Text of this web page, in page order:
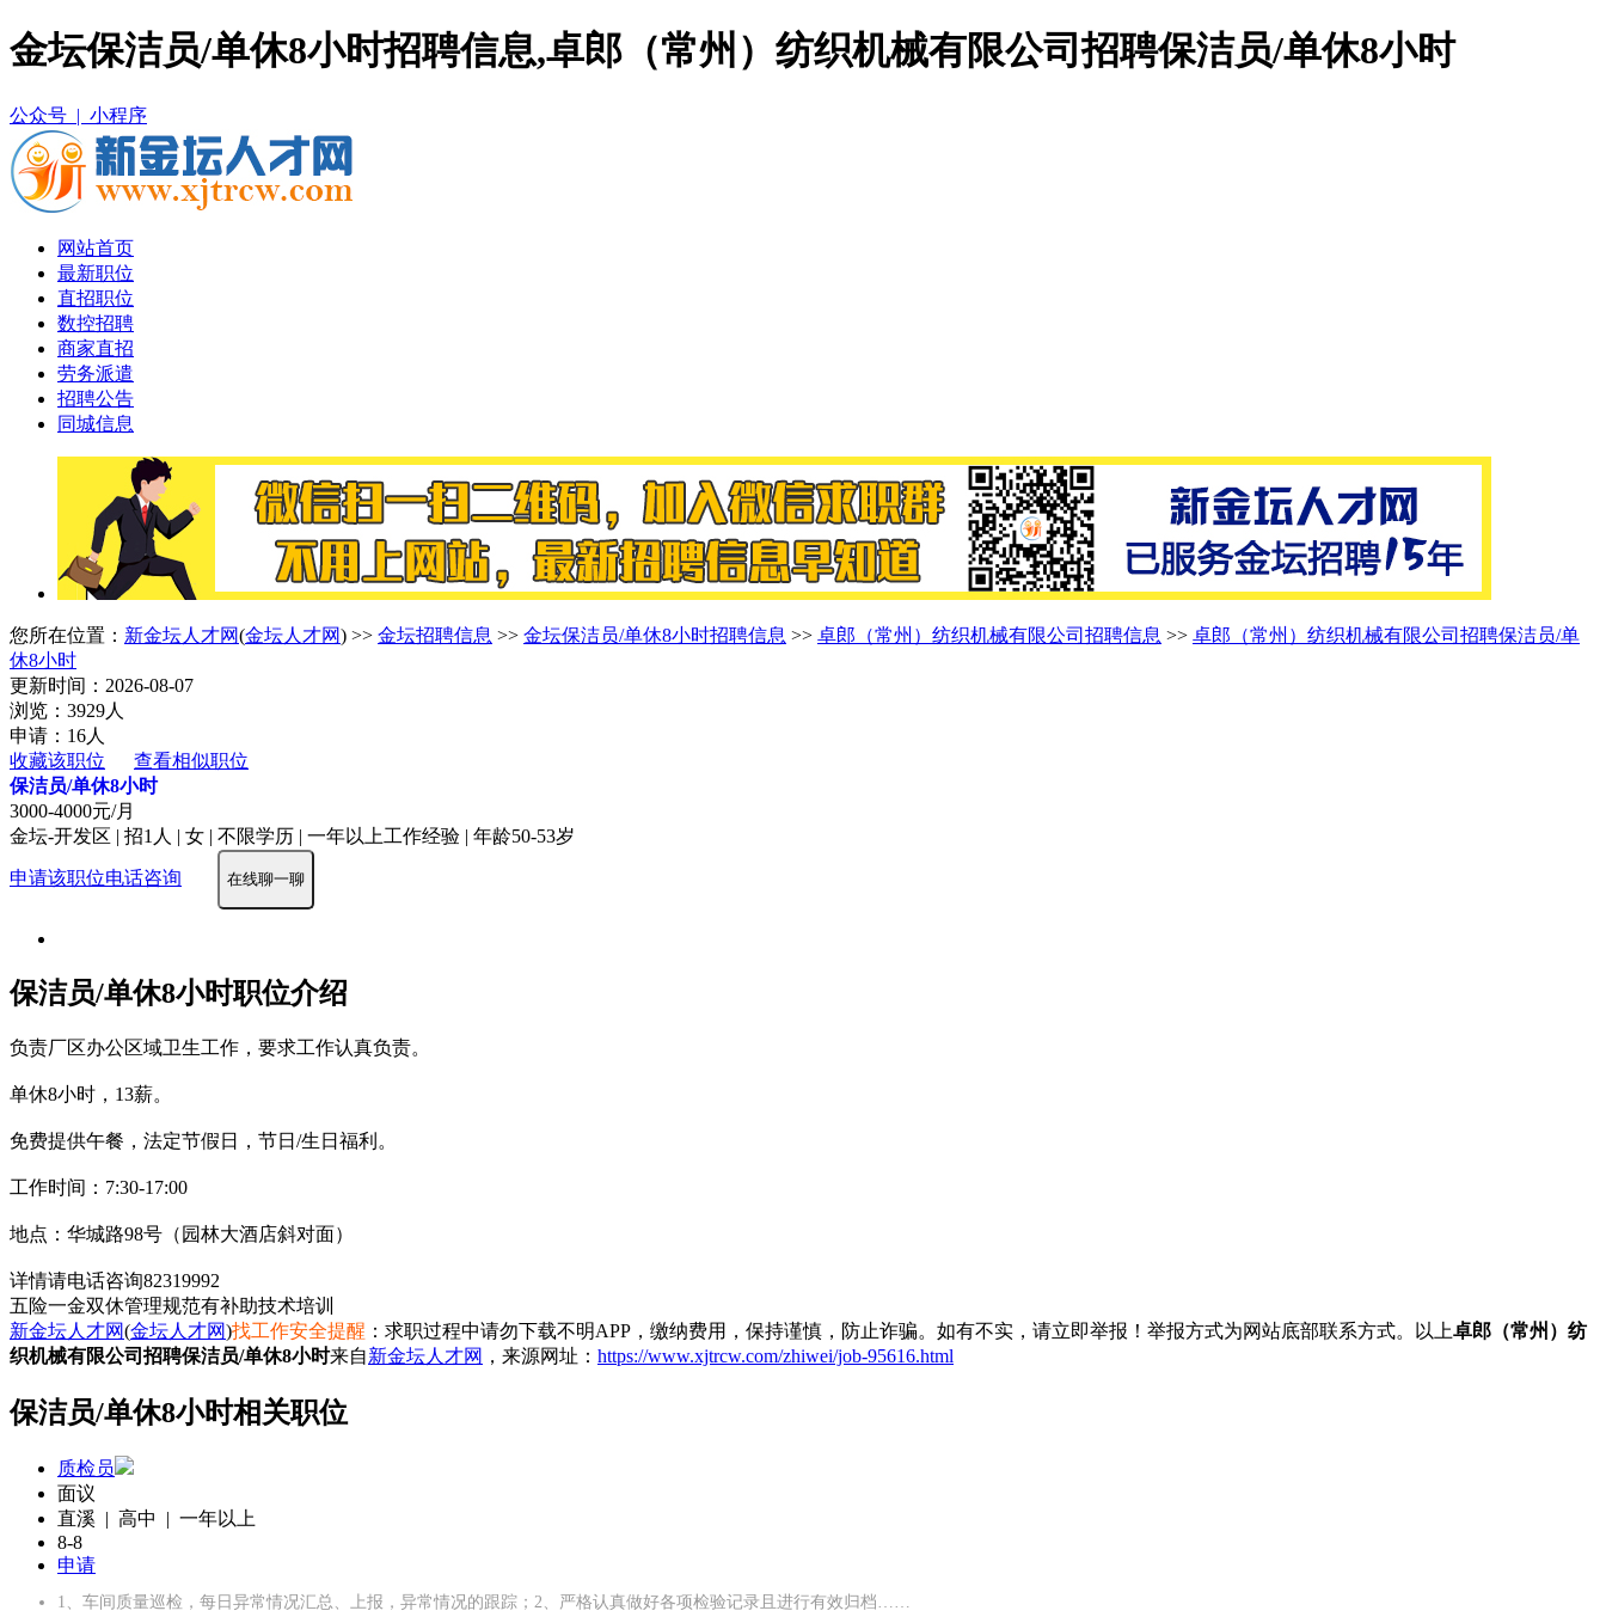
金坛保洁员/单休8小时招聘信息,卓郎（常州）纺织机械有限公司招聘保洁员/单休8小时
公众号 | 小程序
网站首页
最新职位
直招职位
数控招聘
商家直招
劳务派遣
招聘公告
同城信息
您所在位置： 新金坛人才网(金坛人才网) >> 金坛招聘信息 >> 金坛保洁员/单休8小时招聘信息 >> 卓郎（常州）纺织机械有限公司招聘信息 >> 卓郎（常州）纺织机械有限公司招聘保洁员/单
休8小时
更新时间：2026-08-07
浏览：3929人
申请：16人
收藏该职位
查看相似职位
保洁员/单休8小时
3000-4000元/月
金坛-开发区 | 招1人 | 女 | 不限学历 | 一年以上工作经验 | 年龄50-53岁
申请该职位电话咨询 在线聊一聊
保洁员/单休8小时职位介绍
负责厂区办公区域卫生工作，要求工作认真负责。
单休8小时，13薪。
免费提供午餐，法定节假日，节日/生日福利。
工作时间：7:30-17:00
地点：华城路98号（园林大酒店斜对面）
详情请电话咨询82319992
五险一金双休管理规范有补助技术培训
新金坛人才网(金坛人才网)找工作安全提醒 ：求职过程中请勿下载不明APP，缴纳费用，保持谨慎，防止诈骗。如有不实，请立即举报！举报方式为网站底部联系方式。以上卓郎（常州）纺
织机械有限公司招聘保洁员/单休8小时来自新金坛人才网 ，来源网址： https://www.xjtrcw.com/zhiwei/job-95616.html
保洁员/单休8小时相关职位
质检员
面议
直溪 | 高中 | 一年以上
8-8
申请
1、车间质量巡检，每日异常情况汇总、上报，异常情况的跟踪；2、严格认真做好各项检验记录且进行有效归档……